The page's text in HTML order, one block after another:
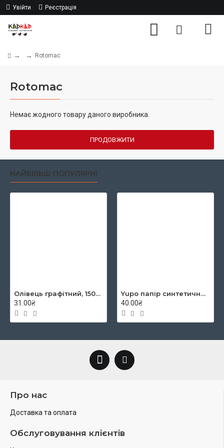
Увійти Реєстрація
Rotomac
Rotomac
Немає жодного товару даного виробника.
ПРОДОВЖИТИ
НАЙБІЛЬШ ПОПУЛЯРНІ
Олівець графітний, 1500, 2B, KOH-I-NOOR
31.00₴
Yupo папір синтетичний YUPO-Blue 234g 300µ, 460x320 mm
40.00₴
Про нас
Доставка та оплата
Обслуговування клієнтів